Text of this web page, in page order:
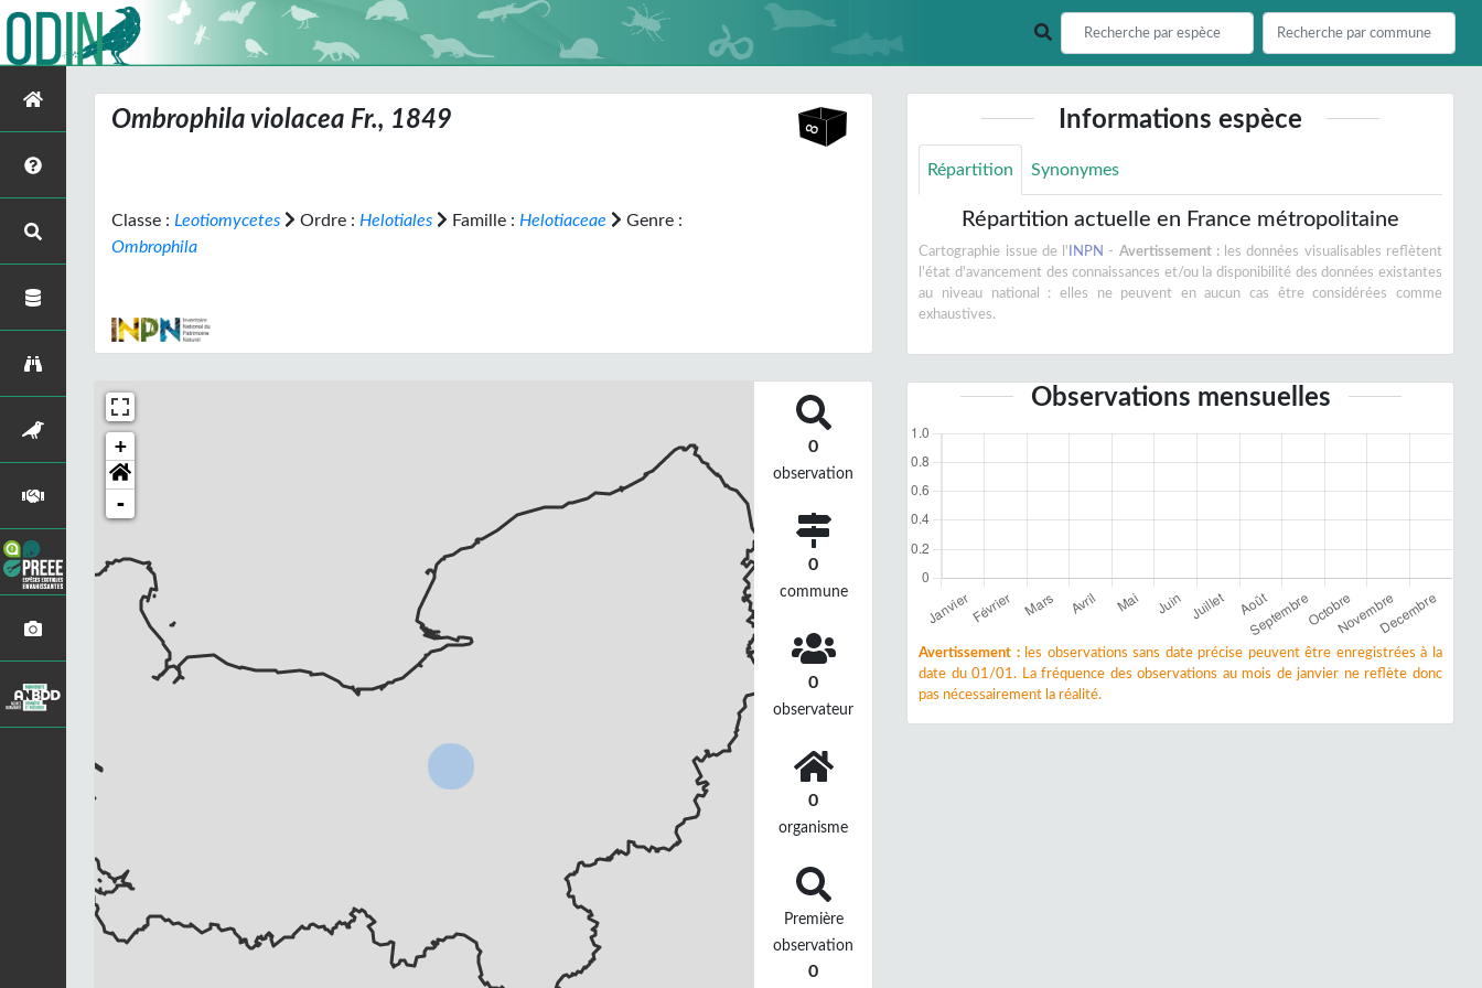
Ombrophila violacea Fr., 1849
Classe : Leotiomycetes Ordre : Helotiales Famille : Helotiaceae
Genre :
Ombrophila
+
-
0
observation
0
commune
0
observateur
0
organisme
Première
observation
0
Informations espèce
Répartition Synonymes
Répartition actuelle en France métropolitaine
Cartographie issue de l' INPN - Avertissement :les données visualisables reflètent
l'état d'avancement des connaissances et/ou la disponibilité des données existantes
au niveau national : elles ne peuvent en aucun cas être considérées comme
exhaustives.
Observations mensuelles
Avertissement :les observations sans date précise peuvent être enregistrées à la
date du 01/01. La fréquence des observations au mois de janvier ne reflète donc
pas nécessairement la réalité.